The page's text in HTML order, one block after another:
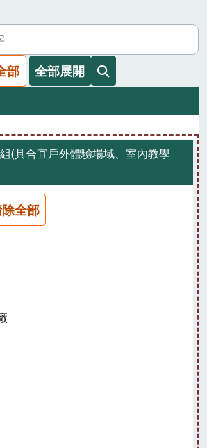
部 全部展開
(具合宜戶外體驗場域、室內教學
全部